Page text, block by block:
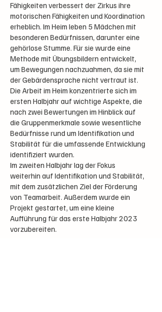
Fähigkeiten verbessert der Zirkus ihre
motorischen Fähigkeiten und Koordination
erheblich. Im Heim leben 5 Mädchen mit
besonderen Bedürfnissen, darunter eine
gehörlose Stumme. Für sie wurde eine
Methode mit Übungsbildern entwickelt,
um Bewegungen nachzuahmen, da sie mit
der Gebärdensprache nicht vertraut ist.
Die Arbeit im Heim konzentrierte sich im
ersten Halbjahr auf wichtige Aspekte, die
nach zwei Bewertungen im Hinblick auf
die Gruppenmerkmale sowie wesentliche
Bedürfnisse rund um Identifikation und
Stabilität für die umfassende Entwicklung
identifiziert wurden.
Im zweiten Halbjahr lag der Fokus
weiterhin auf Identifikation und Stabilität,
mit dem zusätzlichen Ziel der Förderung
von Teamarbeit. Außerdem wurde ein
Projekt gestartet, um eine kleine
Aufführung für das erste Halbjahr 2023
vorzubereiten.